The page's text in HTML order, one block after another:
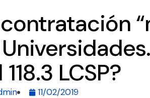
LCSP?
11/02/2019